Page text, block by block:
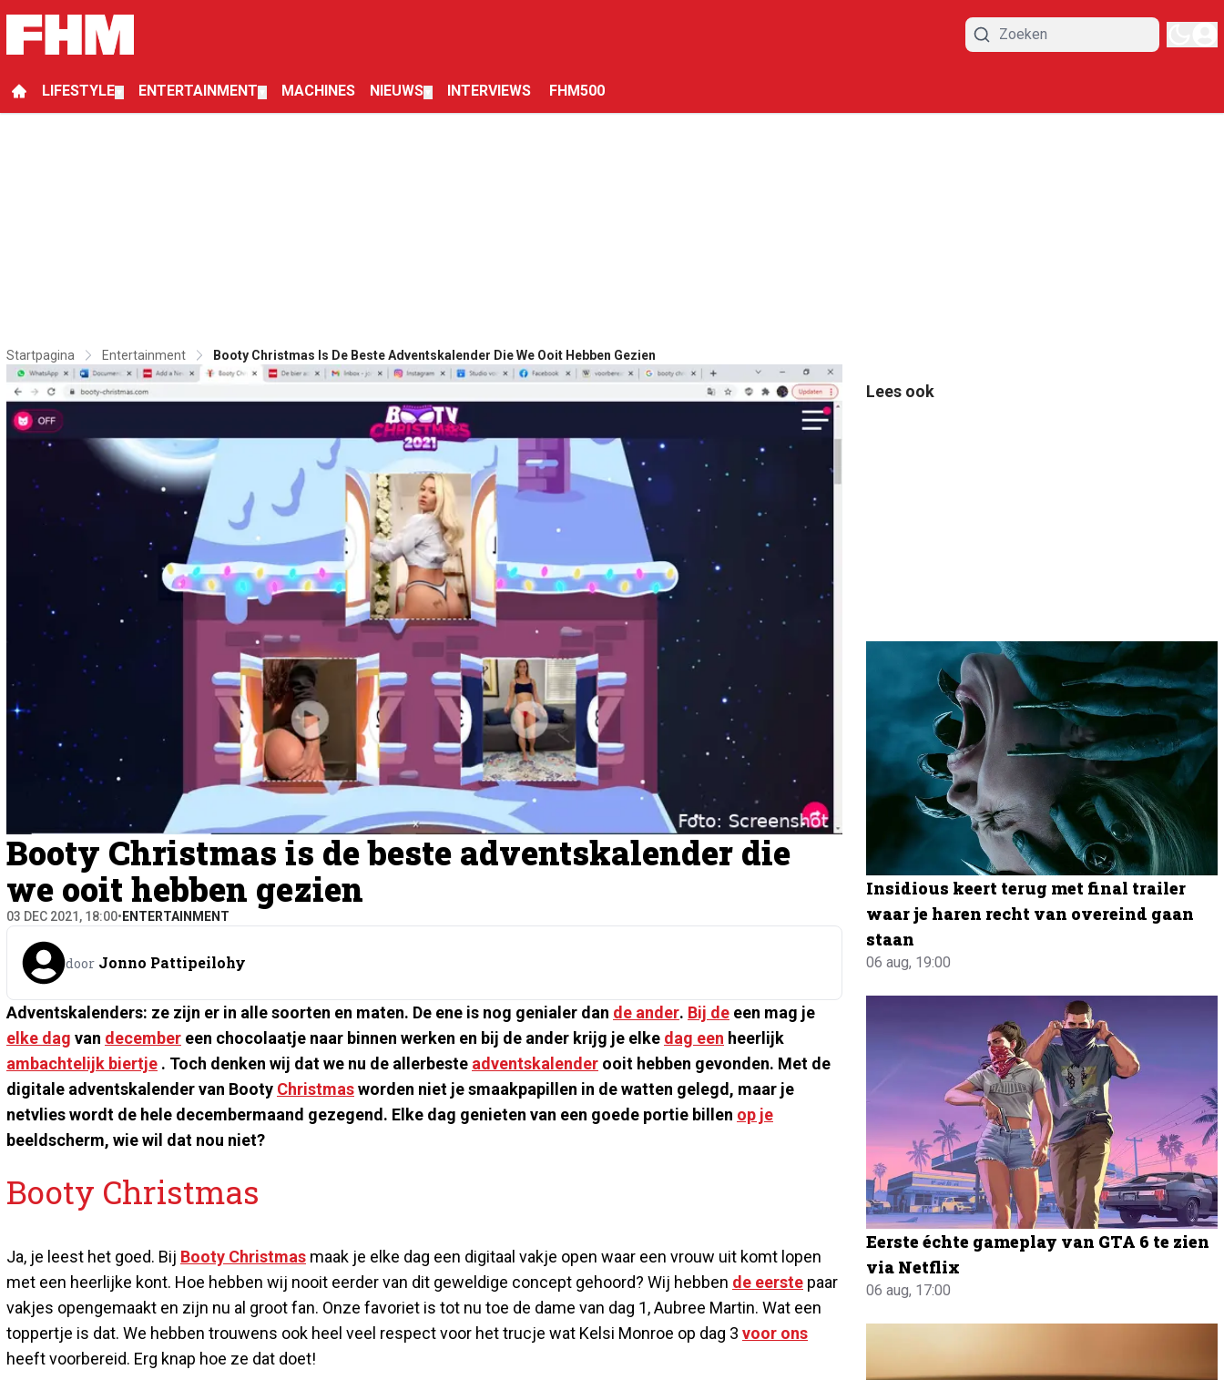
LIFESTYLE ENTERTAINMENT MACHINES NIEUWS INTERVIEWS FHM500
Startpagina Entertainment Booty Christmas Is De Beste Adventskalender Die We Ooit Hebben Gezien
Booty Christmas is de beste adventskalender die
we ooit hebben gezien
03 DEC 2021, 18:00• ENTERTAINMENT
door Jonno Pattipeilohy
Adventskalenders: ze zijn er in alle soorten en maten. De ene is nog genialer dan de ander. Bij de een mag je
elke dag van december een chocolaatje naar binnen werken en bij de ander krijg je elke dag een heerlijk
ambachtelijk biertje . Toch denken wij dat we nu de allerbeste adventskalender ooit hebben gevonden. Met de
digitale adventskalender van Booty Christmasworden niet je smaakpapillen in de watten gelegd, maar je
netvlies wordt de hele decembermaand gezegend. Elke dag genieten van een goede portie billen op je
beeldscherm, wie wil dat nou niet?
Booty Christmas
Ja, je leest het goed. Bij Booty Christmas maak je elke dag een digitaal vakje open waar een vrouw uit komt lopen
met een heerlijke kont. Hoe hebben wij nooit eerder van dit geweldige concept gehoord? Wij hebben de eerste paar
vakjes opengemaakt en zijn nu al groot fan. Onze favoriet is tot nu toe de dame van dag 1, Aubree Martin. Wat een
toppertje is dat. We hebben trouwens ook heel veel respect voor het trucje wat Kelsi Monroe op dag 3 voor ons
heeft voorbereid. Erg knap hoe ze dat doet!
Lees ook
Insidious keert terug met final trailer
waar je haren recht van overeind gaan
staan
06 aug, 19:00
Eerste échte gameplay van GTA 6 te zien
via Netflix
06 aug, 17:00